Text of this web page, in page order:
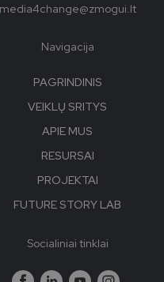
media4change@zmogui.lt
Navigacija
PAGRINDINIS
VEIKLŲ SRITYS
APIE MUS
RESURSAI
PROJEKTAI
FUTURE STORY LAB
Socialiniai tinklai